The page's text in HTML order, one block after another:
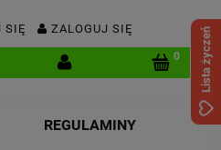
SIĘ ZALOGUJ SIĘ
REGULAMINY
Lista życzeń